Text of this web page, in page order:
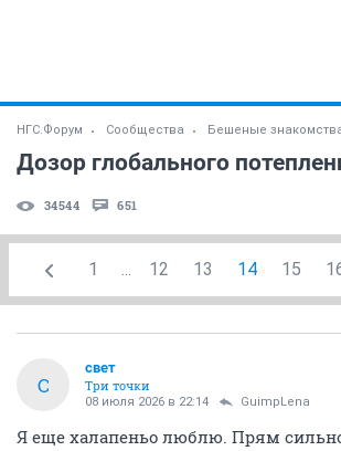
НГС.Форум Сообщества Бешеные
Дозор глобального
34544 651
1 ... 12 13 14 15
С
свет
Три точки
08 июля 2026 в 22:14 GuimpLena
Я еще халапеньо люблю. Прям